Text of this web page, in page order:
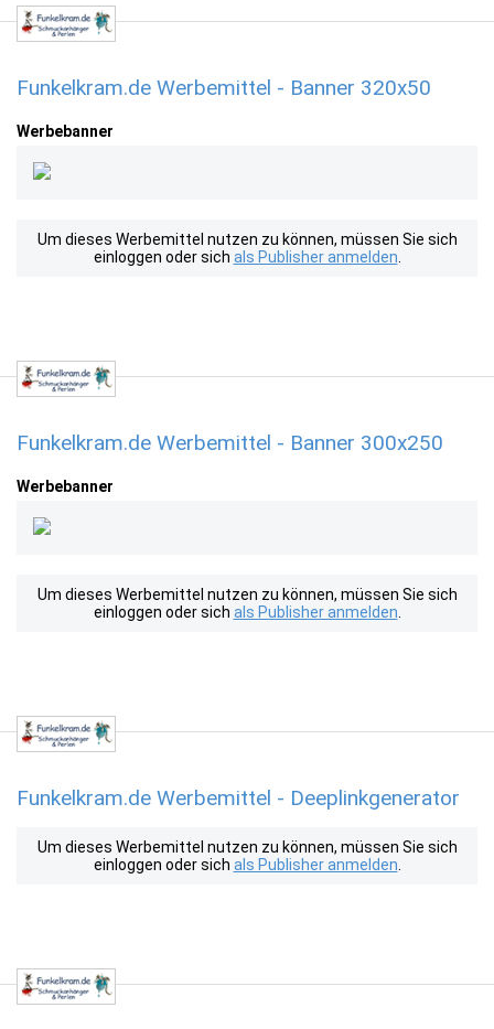
Funkelkram.de Werbemittel - Banner 320x50
Werbebanner
Um dieses Werbemittel nutzen zu können, müssen Sie sich
einloggen oder sich als Publisher anmelden
Funkelkram.de Werbemittel - Banner 300x250
Werbebanner
Um dieses Werbemittel nutzen zu können, müssen Sie sich
einloggen oder sich als Publisher anmelden
Funkelkram.de Werbemittel - Deeplinkgenerator
Um dieses Werbemittel nutzen zu können, müssen Sie sich
einloggen oder sich als Publisher anmelden